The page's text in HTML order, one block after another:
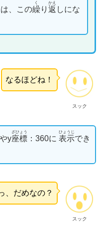
、この繰
く
り返
かえ
しにな
スック
なるほどね！
y座標
ざひょう
：360に 表示
ひょうじ
でき
スック
、だめなの？